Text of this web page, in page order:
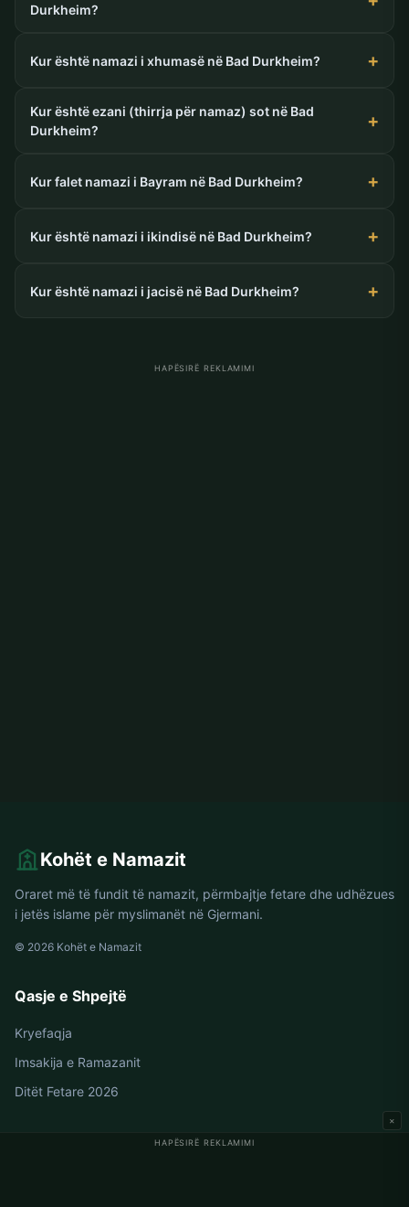
Durkheim?
Kur është namazi i xhumasë në Bad Durkheim?
Kur është ezani (thirrja për namaz) sot në Bad
Durkheim?
Kur falet namazi i Bayram në Bad Durkheim?
Kur është namazi i ikindisë në Bad Durkheim?
Kur është namazi i jacisë në Bad Durkheim?
HAPËSIRË REKLAMIMI
HAPËSIRË REKLAMIMI
×
Kohët e Namazit
Oraret më të fundit të namazit, përmbajtje fetare dhe udhëzues
i jetës islame për myslimanët në Gjermani.
© 2026 Kohët e Namazit
Qasje e Shpejtë
Kryefaqja
Imsakija e Ramazanit
Ditët Fetare 2026
Oraret e Namazit në Gjermani